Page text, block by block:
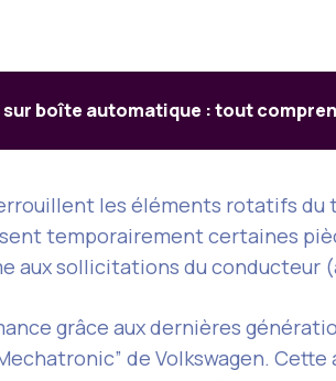
boîte automatique : tout
les éléments rotatifs du
temporairement certaines
aux sollicitations du
grâce aux dernières
de Volkswagen.